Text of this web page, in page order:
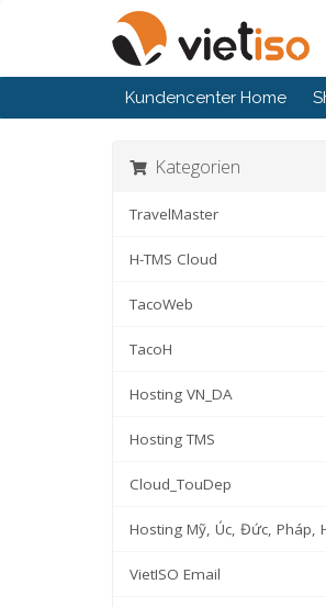
Kundencenter Home
Kategorien
TravelMaster
H-TMS Cloud
TacoWeb
TacoH
Hosting VN_DA
Hosting TMS
Cloud_TouDep
Hosting Mỹ, Úc, Đức, Pháp,
VietISO Email